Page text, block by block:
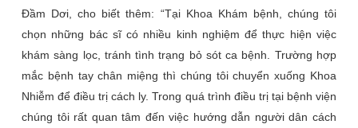
Đầm Dơi, cho biết thêm: “Tại Khoa Khám bệnh, chúng tôi
chọn những bác sĩ có nhiều kinh nghiệm để thực hiện việc
khám sàng lọc, tránh tình trạng bỏ sót ca bệnh. Trường hợp
mắc bệnh tay chân miệng thì chúng tôi chuyển xuống Khoa
Nhiễm để điều trị cách ly. Trong quá trình điều trị tại bệnh viện
chúng tôi rất quan tâm đến việc hướng dẫn người dân cách